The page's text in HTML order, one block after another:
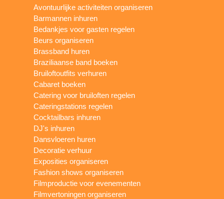
Avontuurlijke activiteiten organiseren
Barmannen inhuren
Bedankjes voor gasten regelen
Beurs organiseren
Brassband huren
Braziliaanse band boeken
Bruiloftoutfits verhuren
Cabaret boeken
Catering voor bruiloften regelen
Cateringstations regelen
Cocktailbars inhuren
DJ's inhuren
Dansvloeren huren
Decoratie verhuur
Exposities organiseren
Fashion shows organiseren
Filmproductie voor evenementen
Filmvertoningen organiseren